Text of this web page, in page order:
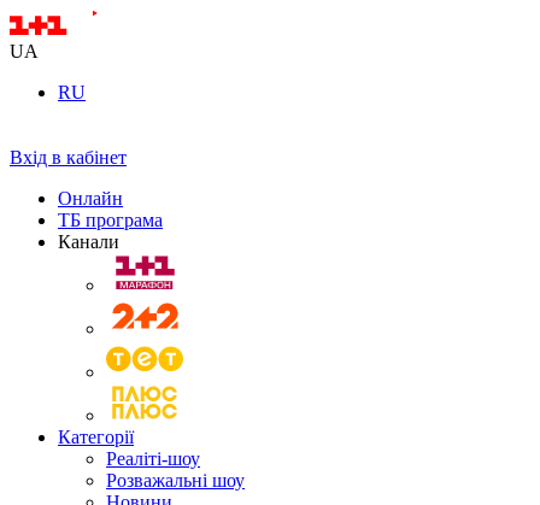
UA
RU
Вхід в кабінет
Онлайн
ТБ програма
Канали
Категорії
Реаліті-шоу
Розважальні шоу